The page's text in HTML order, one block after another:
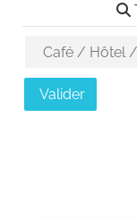
Choix des
Valider